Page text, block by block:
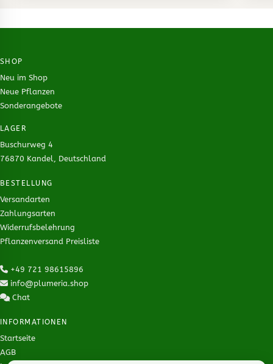
SHOP
Neu im Shop
Neue Pflanzen
Sonderangebote
LAGER
Buschurweg 4
76870 Kandel, Deutschland
BESTELLUNG
Versandarten
Zahlungsarten
Widerrufsbelehrung
Pflanzenversand Preisliste
+49 721 98615896
info@plumeria.shop
Chat
INFORMATIONEN
Startseite
AGB